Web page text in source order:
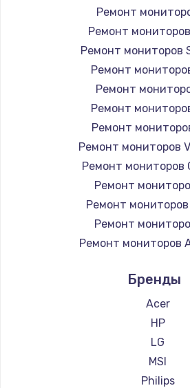
Замена
1260 руб.
Заказать
Ремонт петель
990 руб.
Заказать
Настройка
1030 руб.
Заказать
Замена шим-
3900 руб.
Замена HDMI
Заказать
Ремонт
Ремонт
Ремонт мониторов
Ремонт
Ремонт
Ремонт
Ремонт
Ремонт мониторов
Ремонт мониторов
Ремонт
Ремонт
Ремонт
Ремонт мониторов
Ремонт мониторов
Ремонт мониторов
Ремонт
Ремонт
Ремонт мониторов
Ремонт
Бренды
Acer
HP
LG
MSI
Philips